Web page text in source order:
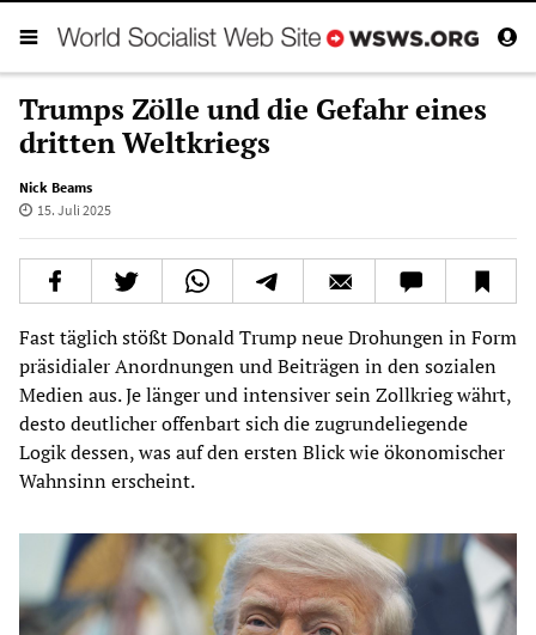
Trumps Zölle und die Gefahr eines
dritten Weltkriegs
Nick Beams
15. Juli 2025
Fast täglich stößt Donald Trump neue Drohungen in Form
präsidialer Anordnungen und Beiträgen in den sozialen
Medien aus. Je länger und intensiver sein Zollkrieg währt,
desto deutlicher offenbart sich die zugrundeliegende
Logik dessen, was auf den ersten Blick wie ökonomischer
Wahnsinn erscheint.